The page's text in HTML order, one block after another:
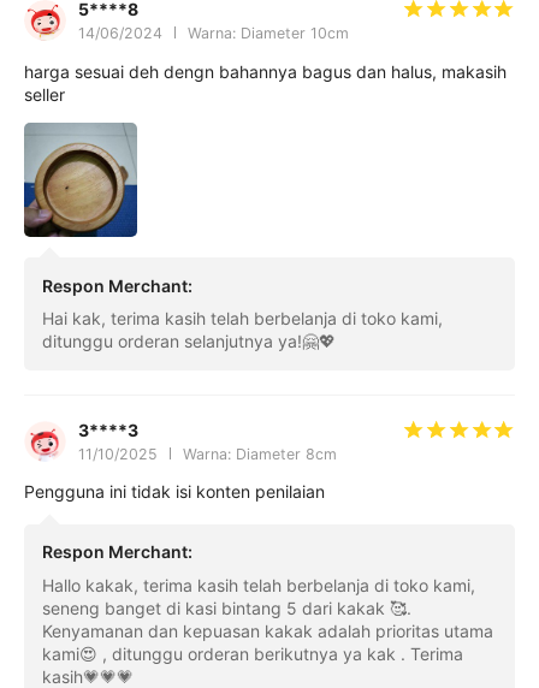
5****8
14/06/2024 Warna: Diameter 10cm
harga sesuai deh dengn bahannya bagus dan halus, makasih
seller
Respon Merchant:
Hai kak, terima kasih telah berbelanja di toko kami,
ditunggu orderan selanjutnya ya!🤗💖
3****3
11/10/2025 Warna: Diameter 8cm
Pengguna ini tidak isi konten penilaian
Respon Merchant:
Hallo kakak, terima kasih telah berbelanja di toko kami,
seneng banget di kasi bintang 5 dari kakak 🥰.
Kenyamanan dan kepuasan kakak adalah prioritas utama
kami😍 , ditunggu orderan berikutnya ya kak . Terima
kasih💗💗💗